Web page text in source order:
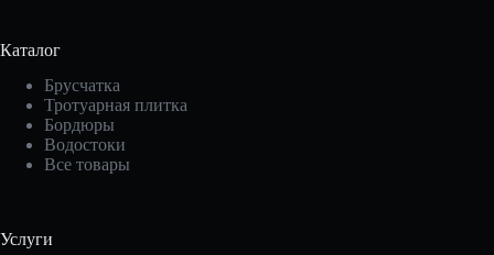
Каталог
Брусчатка
Тротуарная плитка
Бордюры
Водостоки
Все товары
Услуги